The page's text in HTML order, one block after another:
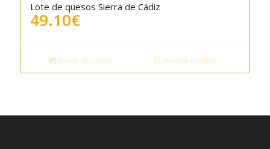
5.00
Lote de quesos Sierra de Cádiz
49.10€
Añadir al carrito Mostrar detalles